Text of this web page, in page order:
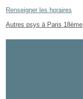
Renseigner les horaires
Autres psys à Paris 18ème